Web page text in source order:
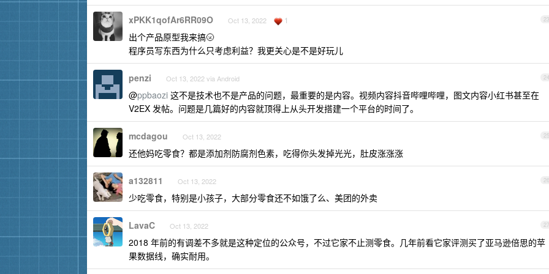
23
xPKK1qofAr6RR09O Oct 13, 2022 1
出个产品原型我来搞🌝
程序员写东西为什么只考虑利益？我更关心是不是好玩儿
24
penzi Oct 13, 2022 via Android
@ppbaozi 这不是技术也不是产品的问题，最重要的是内容。视频内容抖音哔哩哔哩，图文内容小红书甚至在
V2EX 发帖。问题是几篇好的内容就顶得上从头开发搭建一个平台的时间了。
25
mcdagou Oct 13, 2022
还他妈吃零食？都是添加剂防腐剂色素，吃得你头发掉光光，肚皮涨涨涨
26
a132811 Oct 13, 2022
少吃零食，特别是小孩子，大部分零食还不如饿了么、美团的外卖
27
LavaC Oct 13, 2022
2018 年前的有调差不多就是这种定位的公众号，不过它家不止测零食。几年前看它家评测买了亚马逊倍思的苹
果数据线，确实耐用。